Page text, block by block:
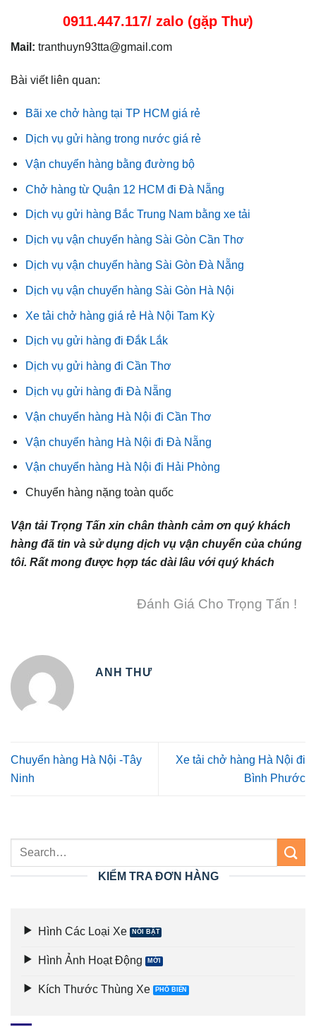
0911.447.117/ zalo (gặp Thư)
Mail: tranthuyn93tta@gmail.com
Bài viết liên quan:
Bãi xe chở hàng tại TP HCM giá rẻ
Dịch vụ gửi hàng trong nước giá rẻ
Vận chuyển hàng bằng đường bộ
Chở hàng từ Quận 12 HCM đi Đà Nẵng
Dịch vụ gửi hàng Bắc Trung Nam bằng xe tải
Dịch vụ vận chuyển hàng Sài Gòn Cần Thơ
Dịch vụ vận chuyển hàng Sài Gòn Đà Nẵng
Dịch vụ vận chuyển hàng Sài Gòn Hà Nội
Xe tải chở hàng giá rẻ Hà Nội Tam Kỳ
Dịch vụ gửi hàng đi Đắk Lắk
Dịch vụ gửi hàng đi Cần Thơ
Dịch vụ gửi hàng đi Đà Nẵng
Vận chuyển hàng Hà Nội đi Cần Thơ
Vận chuyển hàng Hà Nội đi Đà Nẵng
Vận chuyển hàng Hà Nội đi Hải Phòng
Chuyển hàng nặng toàn quốc
Vận tải Trọng Tấn xin chân thành cảm ơn quý khách
hàng đã tin và sử dụng dịch vụ vận chuyển của chúng
tôi. Rất mong được hợp tác dài lâu với quý khách
Đánh Giá Cho Trọng Tấn !
ANH THƯ
Chuyển hàng Hà Nội -Tây
Ninh
Xe tải chở hàng Hà Nội đi
Bình Phước
KIỂM TRA ĐƠN HÀNG
Hình Các Loại Xe
Hình Ảnh Hoạt Động
Kích Thước Thùng Xe